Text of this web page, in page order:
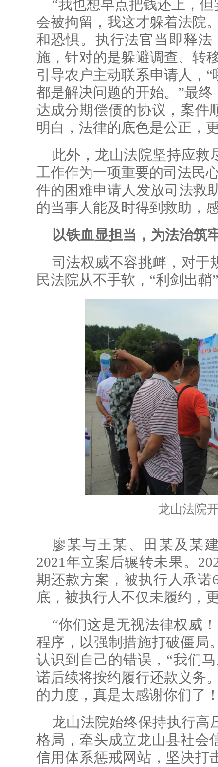
“我也想早点把钱还上，
会被拘留，我这才躲着法院
和恐惧。执行法官当即释
施，针对的是躲避调查、转
引导农户主动联系申请人，
都是解决问题的开始。”最
达成分期偿债的协议，案件
明白，法律的底色是公正，
此外，龙山法院坚持应救
工作作为一项重要的司法民
件的困难申请人发放司法救
的当事人能及时得到救助，
以铁血显担当，为法治筑
司法权威不容挑衅，对于
民法院从不手软，“利剑出
龙山法院
廖某与王某、田某及某
2021年立案后辗转未果。
期还款方案，被执行人承
底，被执行人不仅未履约，
“你们这是无视法律权威
程序，以强制措施打破僵局
认识到自己的错误，“我们
诺后续将按约履行还款义务
的力度，真是太感谢你们了
龙山法院始终保持执行高
格局，牵头成立龙山县社会
信用体系惩戒网站，坚决打